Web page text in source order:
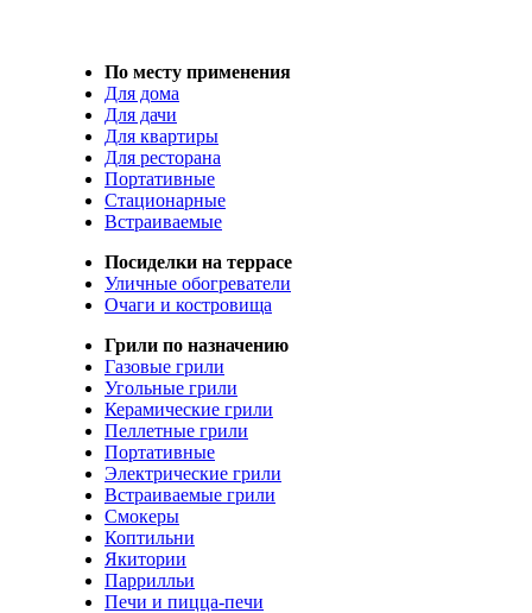
По месту применения
Для дома
Для дачи
Для квартиры
Для ресторана
Портативные
Стационарные
Встраиваемые
Посиделки на террасе
Уличные обогреватели
Очаги и костровища
Грили по назначению
Газовые грили
Угольные грили
Керамические грили
Пеллетные грили
Портативные
Электрические грили
Встраиваемые грили
Смокеры
Коптильни
Якитории
Паррилльи
Печи и пицца-печи